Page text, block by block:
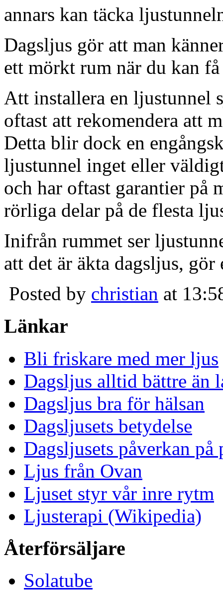
annars kan täcka
Dagsljus gör att man
ett mörkt rum när du kan
Att installera en ljustunnel
oftast att rekomendera att
Detta blir dock en
ljustunnel inget eller
och har oftast garantier på
rörliga delar på de flesta
Inifrån rummet ser
att det är äkta dagsljus,
Posted by christian at
Länkar
Bli friskare med mer ljus
Dagsljus alltid bättre än
Dagsljus bra för hälsan
Dagsljusets betydelse
Dagsljusets påverkan på
Ljus från Ovan
Ljuset styr vår inre rytm
Ljusterapi (Wikipedia)
Återförsäljare
Solatube